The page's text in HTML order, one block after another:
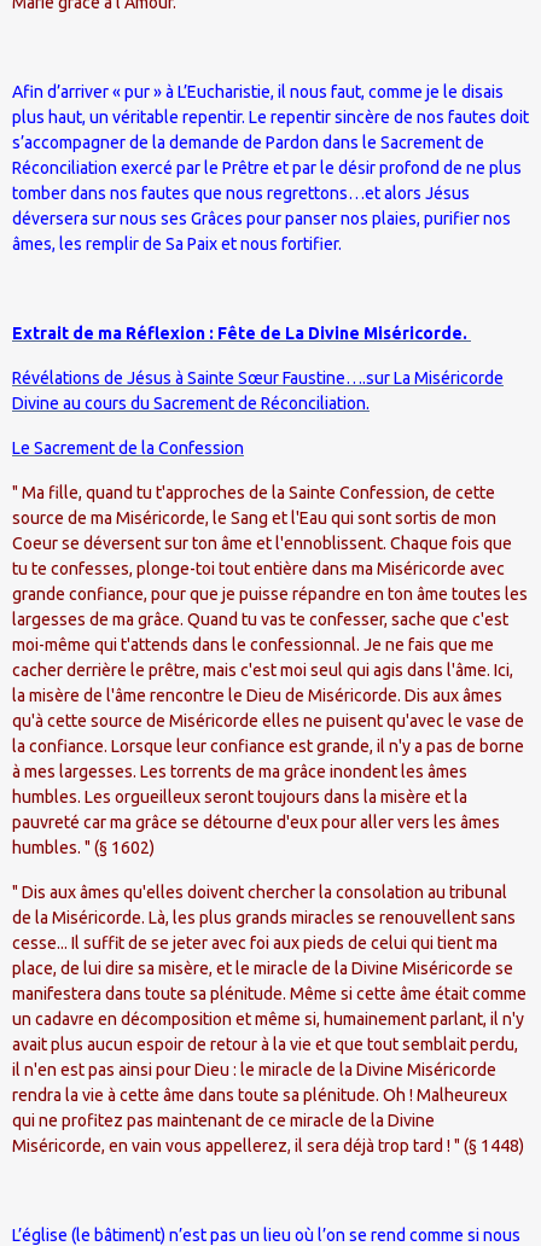
Afin d’arriver « pur » à L’Eucharistie, il nous faut, comme je le disais
plus haut, un véritable repentir. Le repentir sincère de nos fautes doit
s’accompagner de la demande de Pardon dans le Sacrement de
Réconciliation exercé par le Prêtre et par le désir profond de ne plus
tomber dans nos fautes que nous regrettons…et alors Jésus
déversera sur nous ses Grâces pour panser nos plaies, purifier nos
âmes, les remplir de Sa Paix et nous fortifier.
Extrait de ma Réflexion : Fête de La Divine Miséricorde.
Révélations de Jésus à Sainte Sœur Faustine….sur La Miséricorde
Divine au cours du Sacrement de Réconciliation.
Le Sacrement de la Confession
" Ma fille, quand tu t'approches de la Sainte Confession, de cette
source de ma Miséricorde, le Sang et l'Eau qui sont sortis de mon
Coeur se déversent sur ton âme et l'ennoblissent. Chaque fois que
tu te confesses, plonge-toi tout entière dans ma Miséricorde avec
grande confiance, pour que je puisse répandre en ton âme toutes les
largesses de ma grâce. Quand tu vas te confesser, sache que c'est
moi-même qui t'attends dans le confessionnal. Je ne fais que me
cacher derrière le prêtre, mais c'est moi seul qui agis dans l'âme. Ici,
la misère de l'âme rencontre le Dieu de Miséricorde. Dis aux âmes
qu'à cette source de Miséricorde elles ne puisent qu'avec le vase de
la confiance. Lorsque leur confiance est grande, il n'y a pas de borne
à mes largesses. Les torrents de ma grâce inondent les âmes
humbles. Les orgueilleux seront toujours dans la misère et la
pauvreté car ma grâce se détourne d'eux pour aller vers les âmes
humbles. " (§ 1602)
" Dis aux âmes qu'elles doivent chercher la consolation au tribunal
de la Miséricorde. Là, les plus grands miracles se renouvellent sans
cesse... Il suffit de se jeter avec foi aux pieds de celui qui tient ma
place, de lui dire sa misère, et le miracle de la Divine Miséricorde se
manifestera dans toute sa plénitude. Même si cette âme était comme
un cadavre en décomposition et même si, humainement parlant, il n'y
avait plus aucun espoir de retour à la vie et que tout semblait perdu,
il n'en est pas ainsi pour Dieu : le miracle de la Divine Miséricorde
rendra la vie à cette âme dans toute sa plénitude. Oh ! Malheureux
qui ne profitez pas maintenant de ce miracle de la Divine
Miséricorde, en vain vous appellerez, il sera déjà trop tard ! " (§ 1448)
L’église (le bâtiment) n’est pas un lieu où l’on se rend comme si nous